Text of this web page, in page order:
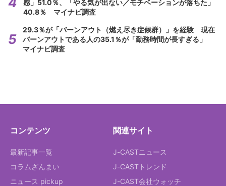
感」51.0％、「やる気が出ない／モチベーションが落ちた」
40.8％ マイナビ調査
29.3％が「バーンアウト（燃え尽き症候群）」を経験 現在
バーンアウトである人の35.1％が「勤務時間が長すぎる」
マイナビ調査
コンテンツ
最新記事一覧
コラムざんまい
ニュース pickup
関連サイト
J-CASTニュース
J-CASTトレンド
J-CAST会社ウォッチ